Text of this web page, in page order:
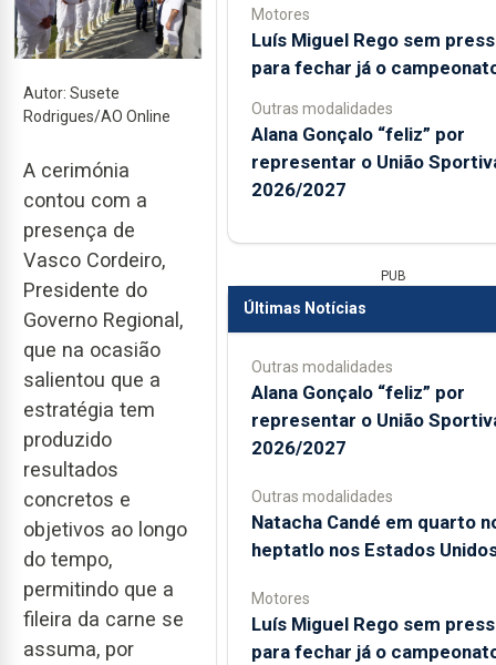
Autor: Susete
Rodrigues/AO Online
A cerimónia
contou com a
presença de
Vasco Cordeiro,
Presidente do
Governo Regional,
que na ocasião
salientou que a
estratégia tem
produzido
resultados
concretos e
objetivos ao longo
do tempo,
permitindo que a
fileira da carne se
assuma, por
Motores
Luís Miguel Rego sem
para fechar já o
Outras modalidades
Alana Gonçalo “feliz” por
representar o União
2026/2027
PUB
Últimas Notícias
Outras modalidades
Alana Gonçalo “feliz” por
representar o União
2026/2027
Outras modalidades
Natacha Candé em quarto
heptatlo nos Estados
Motores
Luís Miguel Rego sem
para fechar já o